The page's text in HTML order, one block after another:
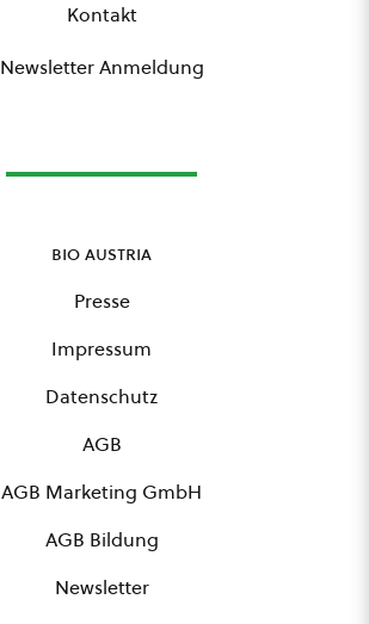
Kontakt
Newsletter Anmeldung
bio austria
Presse
Impressum
Datenschutz
AGB
AGB Marketing GmbH
AGB Bildung
Newsletter